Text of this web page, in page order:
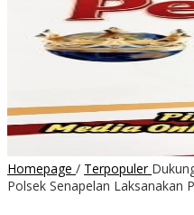
Homepage / Terpopuler
Polsek Senapelan Laksanakan